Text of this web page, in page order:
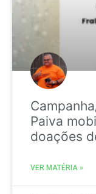
Paiva
doações
VER MATÉRIA »